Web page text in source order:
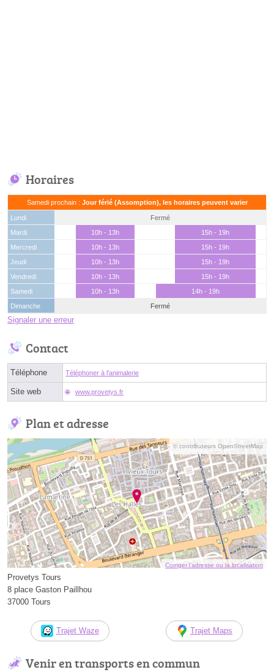
Horaires
Samedi prochain : Jour férié (Assomption), les horaires peuvent varier
Lundi
Fermé
Mardi
10h - 13h
15h - 19h
Mercredi
10h - 13h
15h - 19h
Jeudi
10h - 13h
15h - 19h
Vendredi
10h - 13h
15h - 19h
Samedi
10h - 13h
14h - 19h
Dimanche
Fermé
Signaler une erreur
Contact
Téléphone Téléphoner à l'animalerie
Site web www.provetys.fr
Plan et adresse
© contributeurs OpenStreetMap
Corriger l’adresse ou la localisation
Provetys Tours
8 place Gaston Paillhou
37000 Tours
Trajet Waze Trajet Maps
Venir en transports en commun